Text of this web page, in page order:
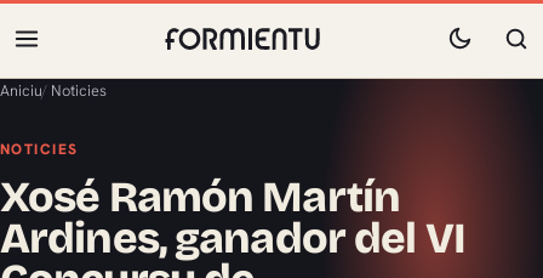
Aniciu/ Noticies
NOTICIES
Xosé Ramón Martín
Ardines, ganador del VI